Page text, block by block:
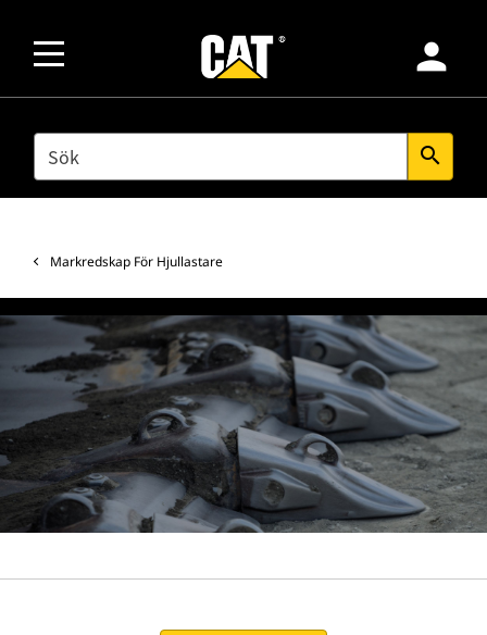
person
SEARCH search
Markredskap För Hjullastare